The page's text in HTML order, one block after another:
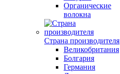
Органические
волокна
Страна производителя
Великобритания
Болгария
Германия